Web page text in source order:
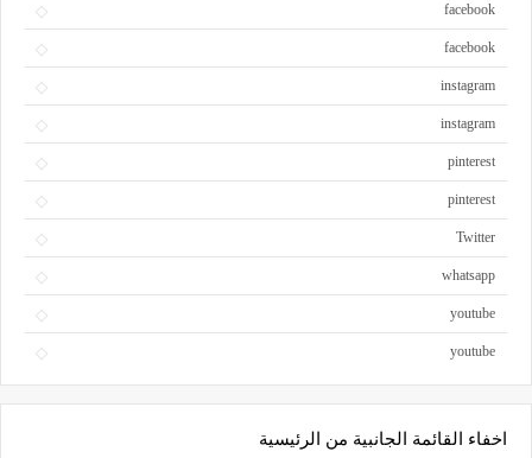
facebook
facebook
instagram
instagram
pinterest
pinterest
Twitter
whatsapp
youtube
youtube
اخفاء القائمة الجانبية من الرئيسية